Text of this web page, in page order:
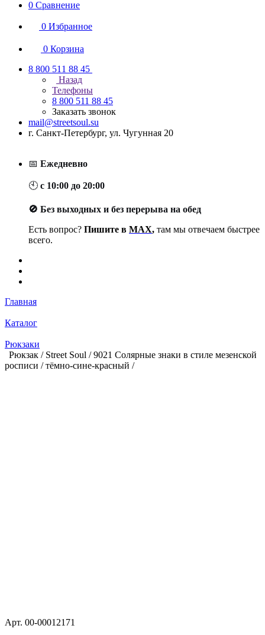
0 Сравнение
0 Избранное
0 Корзина
8 800 511 88 45
Назад
Телефоны
8 800 511 88 45
Заказать звонок
mail@streetsoul.su
г. Санкт-Петербург, ул. Чугунная 20
📅 Ежедневно
🕙 с 10:00 до 20:00
🚫 Без выходных и без перерыва на обед
Есть вопрос? Пишите в MAX, там мы отвечаем быстрее
всего.
Главная
Каталог
Рюкзаки
Рюкзак / Street Soul / 9021 Солярные знаки в стиле мезенской
росписи / тёмно-сине-красный /
Арт. 00-00012171